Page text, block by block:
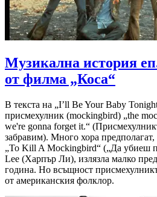
Музикална история
от филма „Коса“
В текста на „I’ll Be Your Baby
присмехулник (mockingbird) „the
we're gonna forget it.“
забравим). Много хора предполагат,
„To Kill A Mockingbird“ („Да убиеш
Lee (Харпър Ли), излязла малко
година. Но всъщност
от американския фолклор.